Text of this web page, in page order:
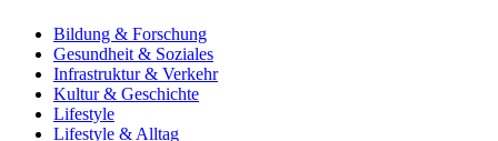
Bildung & Forschung
Gesundheit & Soziales
Infrastruktur & Verkehr
Kultur & Geschichte
Lifestyle
Lifestyle & Alltag